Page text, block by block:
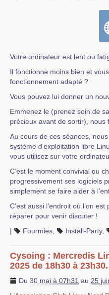
Votre ordinateur est lent ou
Il fonctionne moins bien et
fonctionnement adapté ?
Vous pouvez lui donner un
Emmenez le (prenez soin de
précieux avant de sortir), nous
Au cours de ces séances,
système d’exploitation libre
vous utilisez sur votre
C’est le moment convivial ou
progressivement ses logiciels
simplement se faire aider à
C’est aussi l’endroit où l’on
réparer pour venir discuter !
|
Fourmies Install-Party,
Cysoing : Mercredis
2025 de 18h30 à 23h30.
Du 30 mai à 07h31 au 25